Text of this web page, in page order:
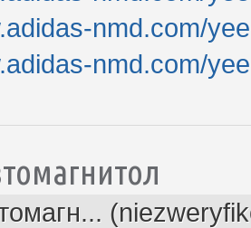
nmd.com/
nmd.com/